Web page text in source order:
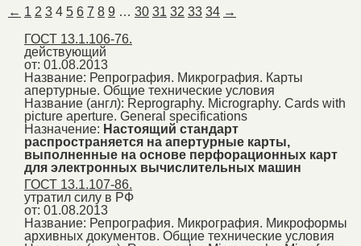
← 1 2 3 4 5 6 7 8 9 … 30 31 32 33 34 →
ГОСТ 13.1.106-76.
действующий
от: 01.08.2013
Название: Репрография. Микрография. Карты
апертурные. Общие технические условия
Название (англ): Reprography. Micrography. Cards with
picture aperture. General specifications
Назначение: Настоящий стандарт
распространяется на апертурные карты,
выполненные на основе перфорационных карт
для электронных вычислительных машин
ГОСТ 13.1.107-86.
утратил силу в РФ
от: 01.08.2013
Название: Репрография. Микрография. Микроформы
архивных документов. Общие технические условия